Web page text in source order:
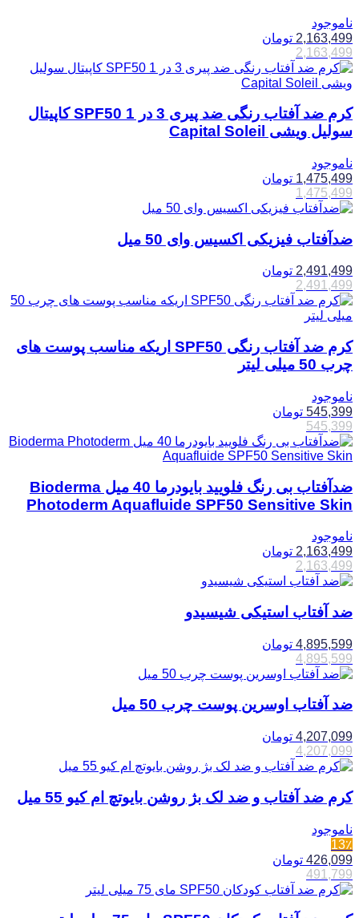
ناموجود
2,163,499 تومان
2,163,499
کرم ضد آفتاب رنگی ضد پیری 3 در 1 SPF50 کاپیتال
سولیل ویشی Capital Soleil
ناموجود
1,475,499 تومان
1,475,499
ضدآفتاب فیزیکی اکسیس وای 50 میل
2,491,499 تومان
2,491,499
کرم ضد آفتاب رنگی SPF50 اریکه مناسب پوست های
چرب 50 میلی لیتر
ناموجود
545,399 تومان
545,399
ضدآفتاب بی رنگ فلویید بایودرما 40 میل Bioderma
Photoderm Aquafluide SPF50 Sensitive Skin
ناموجود
2,163,499 تومان
2,163,499
ضد آفتاب استیکی شیسیدو
4,895,599 تومان
4,895,599
ضد آفتاب اوسرین پوست چرب 50 میل
4,207,099 تومان
4,207,099
کرم ضد آفتاب و ضد لک بژ روشن بایوتچ ام کیو 55 میل
ناموجود
13٪
426,099 تومان
491,799